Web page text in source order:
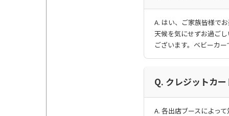
A. はい、ご家族皆様で
天候を気にせずお過ご
ございます。ベビーカ
Q. クレジットカ
A. 各出店ブースによっ